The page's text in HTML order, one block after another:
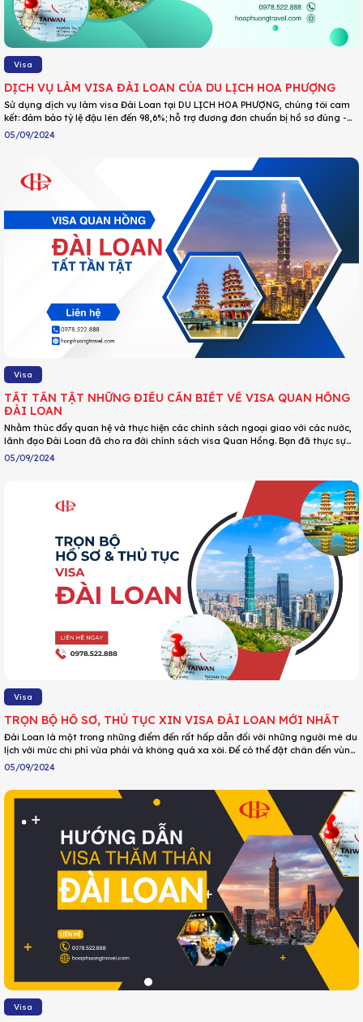
Visa
DỊCH VỤ LÀM VISA ĐÀI LOAN CỦA DU LỊCH HOA PHƯỢNG
Sử dụng dịch vụ làm visa Đài Loan tại DU LỊCH HOA PHƯỢNG, chúng tôi cam
kết: đảm bảo tỷ lệ đậu lên đến 98,6%; hỗ trợ đương đơn chuẩn bị hồ sơ đúng -
đủ theo yêu cầu Đại sứ quán; đồng hành cùng đương đơn trong mọi khâu: tư
vấn, thẩm định hồ sơ, nộp hồ sơ và nhận kết quả; không phát sinh phí: phí trọn
gói gồm phí sứ quán, phí Trung tâm tủy thác, phí dịch vụ ; nhận visa sau vài
05/09/2024
Visa
TẤT TẦN TẬT NHỮNG ĐIỀU CẦN BIẾT VỀ VISA QUAN HỒNG
ĐÀI LOAN
Nhằm thúc đẩy quan hệ và thực hiện các chính sách ngoại giao với các nước,
lãnh đạo Đài Loan đã cho ra đời chính sách visa Quan Hồng. Bạn đã thực sự
hiểu về visa Quan Hồng Đài Loan? Visa Quan Hồng được áp dụng cho những
đối tượng nào? Cùng theo dõi bài viết để có được những thông tin chi tiết và
05/09/2024
Visa
TRỌN BỘ HỒ SƠ, THỦ TỤC XIN VISA ĐÀI LOAN MỚI NHẤT
Đài Loan là một trong những điểm đến rất hấp dẫn đối với những người mê du
lịch với mức chi phí vừa phải và không quá xa xôi. Để có thể đặt chân đến vùng
đất xinh đẹp ấy, thứ bạn không thể thiếu là tấm visa. Liệu bạn có nằm trong
sơ thủ tục xin visa đi Đài Loan như thế nào? Câu trả lời sẽ có trong bài viết này
nhé!
05/09/2024
Visa